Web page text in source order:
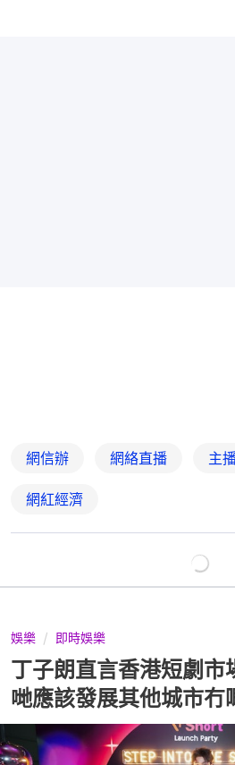
網信辦 網絡直播 主
網紅經濟
娛樂 即時娛樂
丁子朗直言香港短劇市
哋應該發展其他城市冇